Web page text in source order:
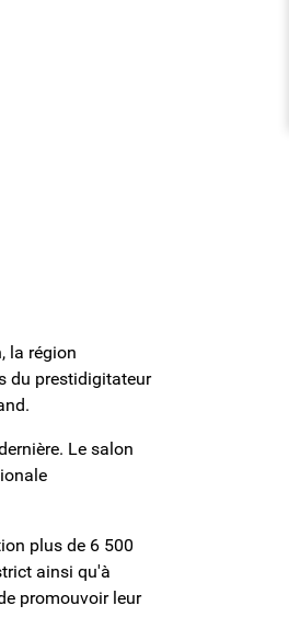
la région
du prestidigitateur
Le salon
plus de 6 500
ainsi qu'à
promouvoir leur